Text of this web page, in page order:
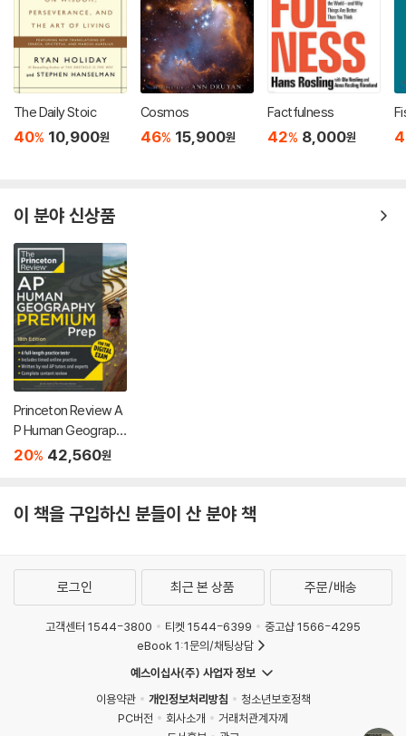
The Daily Stoic
40% 10,900원
Cosmos
46% 15,900원
Factfulness
42% 8,000원
이 분야 신상품
Princeton Review A
P Human Geograph
y Premium Prep, 18t
tice Online + Conte
20% 42,560원
이 책을 구입하신 분들이 산 분야 책
로그인 최근 본 상품 주문/배송
고객센터 1544-3800 티켓 1544-6399
중고샵 1566-4295
eBook 1:1문의/채팅상담
예스이십사(주) 사업자 정보
이용약관
개인정보처리방침
청소년보호정책
PC버전
회사소개
거래처관계자께